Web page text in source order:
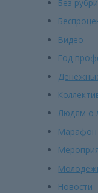
Без
Видео
Год
Людям о
Марафон
Новости